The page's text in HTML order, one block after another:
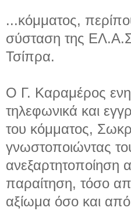
...κόμματος,
σύσταση της
Τσίπρα.
Ο Γ. Καραμέρος
τηλεφωνικά και
του κόμματος,
γνωστοποιώντας
ανεξαρτητοποίηση
παραίτηση, τόσο
αξίωμα όσο και